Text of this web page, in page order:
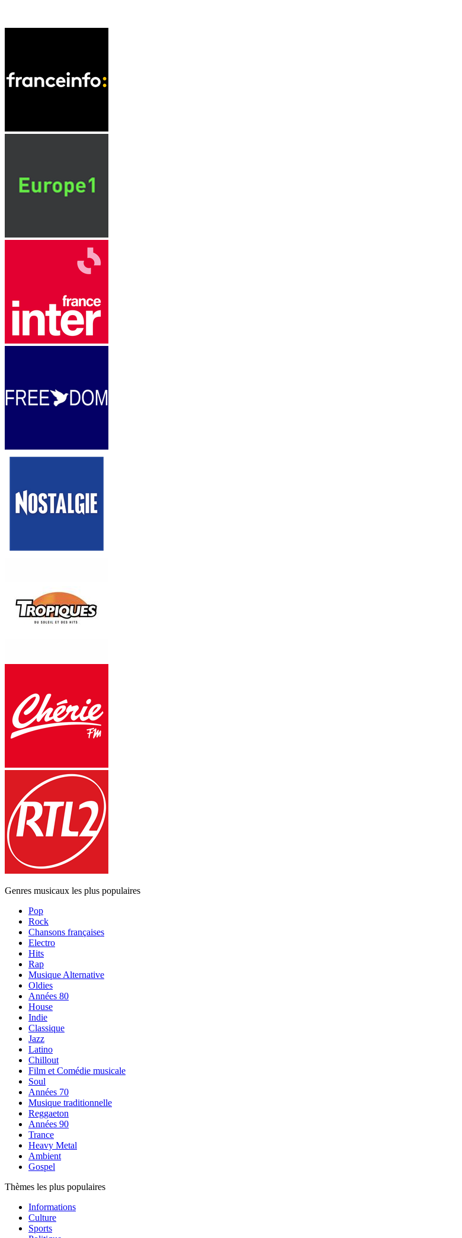
Genres musicaux les plus populaires
Pop
Rock
Chansons françaises
Electro
Hits
Rap
Musique Alternative
Oldies
Années 80
House
Indie
Classique
Jazz
Latino
Chillout
Film et Comédie musicale
Soul
Années 70
Musique traditionnelle
Reggaeton
Années 90
Trance
Heavy Metal
Ambient
Gospel
Thèmes les plus populaires
Informations
Culture
Sports